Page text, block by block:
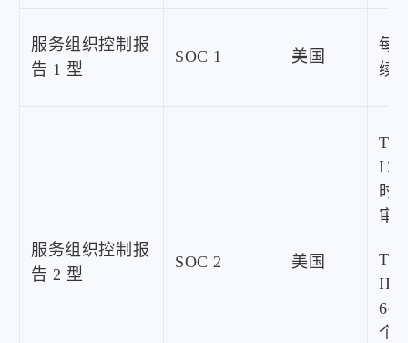
服务组织控制报
告 1 型
SOC 1 美国
每
续
服务组织控制报
告 2 型
SOC 2 美国
I：
时
审
II：
个